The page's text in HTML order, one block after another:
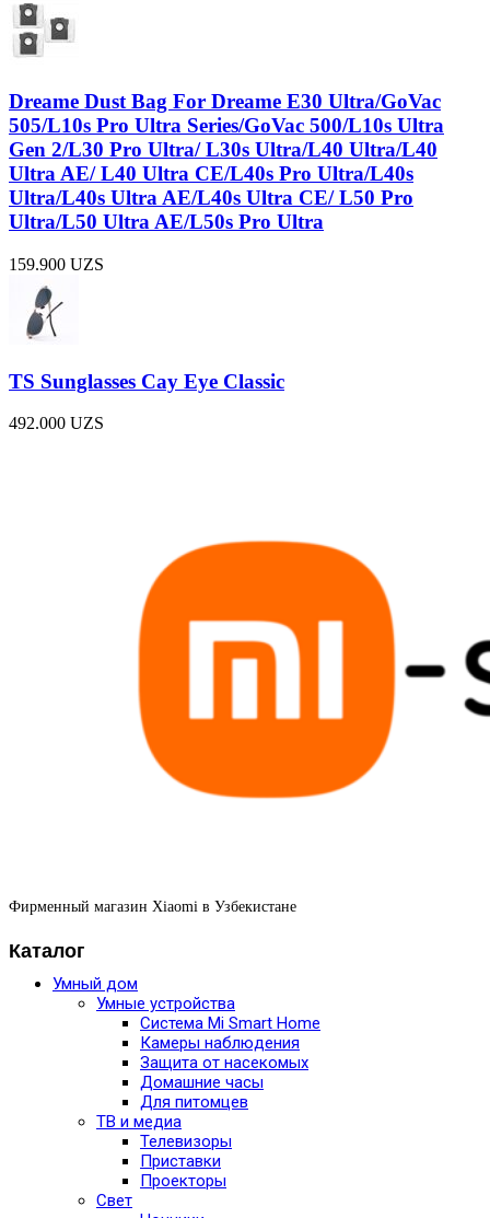
Dreame Dust Bag For Dreame E30 Ultra/GoVac
505/L10s Pro Ultra Series/GoVac 500/L10s Ultra
Gen 2/L30 Pro Ultra/ L30s Ultra/L40 Ultra/L40
Ultra AE/ L40 Ultra CE/L40s Pro Ultra/L40s
Ultra/L40s Ultra AE/L40s Ultra CE/ L50 Pro
Ultra/L50 Ultra AE/L50s Pro Ultra
159.900 UZS
TS Sunglasses Cay Eye Classic
492.000 UZS
Фирменный магазин Xiaomi в Узбекистане
Каталог
Умный дом
Умные устройства
Система Mi Smart Home
Камеры наблюдения
Защита от насекомых
Домашние часы
Для питомцев
ТВ и медиа
Телевизоры
Приставки
Проекторы
Свет